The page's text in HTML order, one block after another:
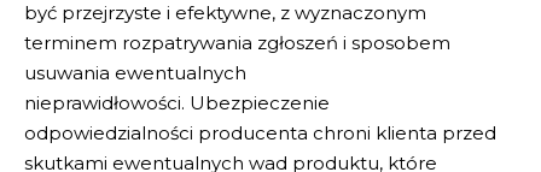
być przejrzyste i efektywne, z wyznaczonym
terminem rozpatrywania zgłoszeń i sposobem
usuwania ewentualnych
nieprawidłowości. Ubezpieczenie
odpowiedzialności producenta chroni klienta przed
skutkami ewentualnych wad produktu, które